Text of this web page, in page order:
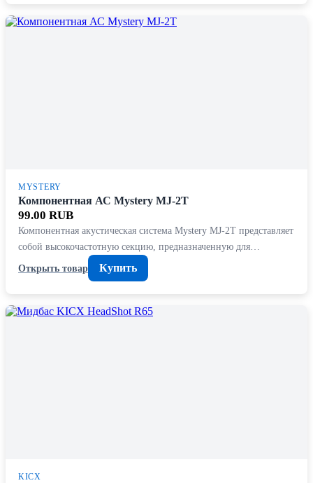
MYSTERY
Компонентная АС Mystery MJ-2T
99.00 RUB
Компонентная акустическая система Mystery MJ-2T представляет
собой высокочастотную секцию, предназначенную для…
Открыть товар
Купить
KICX